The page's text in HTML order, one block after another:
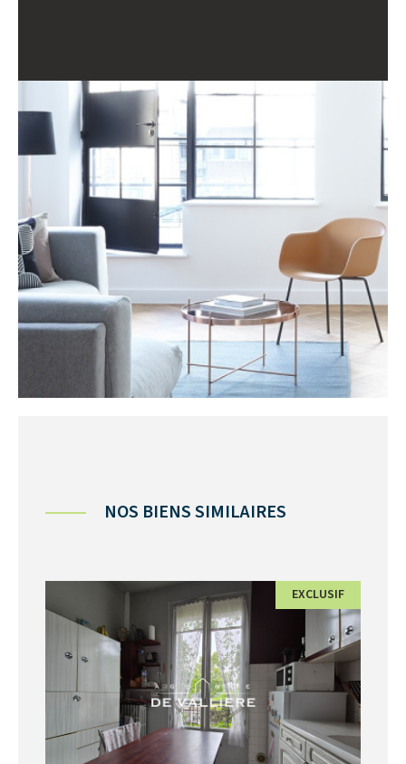
NOS BIENS SIMILAIRES
EXCLUSIF